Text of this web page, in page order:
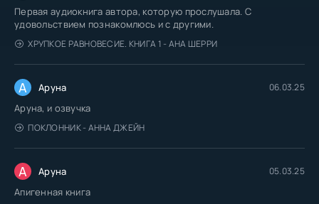
Первая аудиокнига автора, которую прослушала. С
удовольствием познакомлюсь и с другими.
ХРУПКОЕ РАВНОВЕСИЕ. КНИГА 1 - АНА ШЕРРИ
А Аруна 06.03.25
Аруна, и озвучка
ПОКЛОННИК - АННА ДЖЕЙН
А Аруна 05.03.25
Апигенная книга